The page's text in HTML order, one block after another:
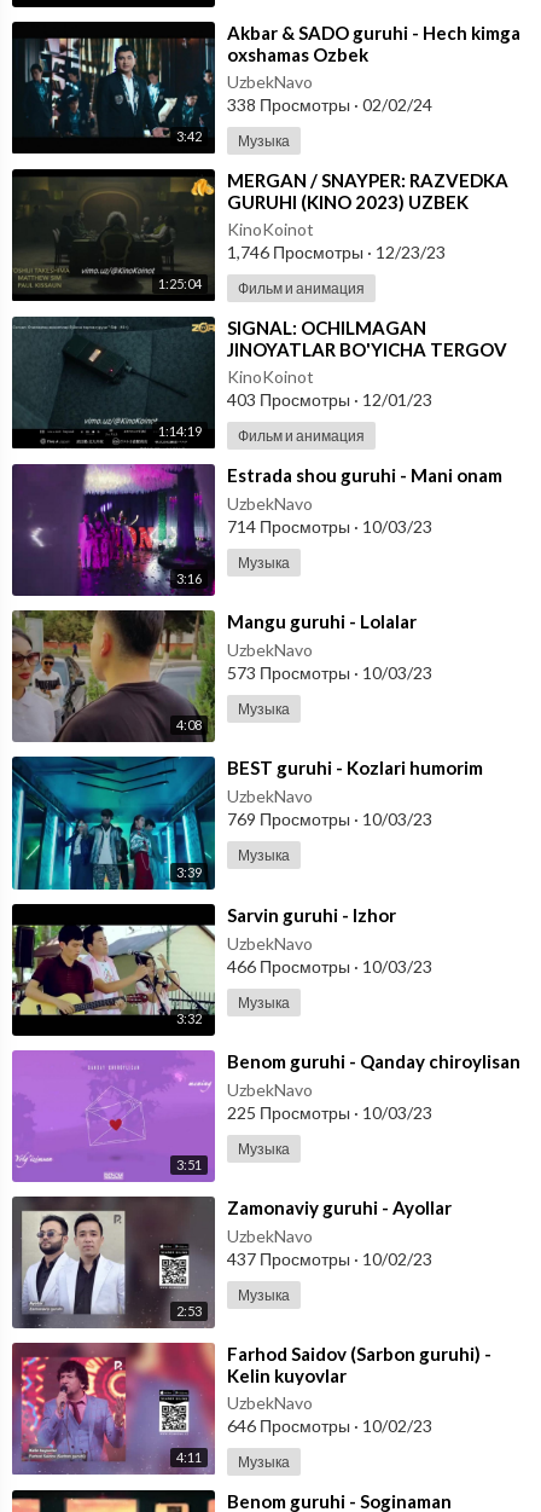
3:42
⁣Akbar & SADO guruhi - Hech kimga
oxshamas Ozbek
UzbekNavo
338 Просмотры · 02/02/24
Музыка
1:25:04
⁣MERGAN / SNAYPER: RAZVEDKA
GURUHI (KINO 2023) UZBEK
TILIDA
KinoKoinot
1,746 Просмотры · 12/23/23
Фильм и анимация
1:14:19
⁣SIGNAL: OCHILMAGAN
JINOYATLAR BO'YICHA TERGOV
GURUHI #KINO 2023 UZBEK
TILIDA
KinoKoinot
403 Просмотры · 12/01/23
Фильм и анимация
3:16
⁣Estrada shou guruhi - Mani onam
UzbekNavo
714 Просмотры · 10/03/23
Музыка
4:08
⁣Mangu guruhi - Lolalar
UzbekNavo
573 Просмотры · 10/03/23
Музыка
3:39
⁣BEST guruhi - Kozlari humorim
UzbekNavo
769 Просмотры · 10/03/23
Музыка
3:32
⁣Sarvin guruhi - Izhor
UzbekNavo
466 Просмотры · 10/03/23
Музыка
3:51
⁣Benom guruhi - Qanday chiroylisan
UzbekNavo
225 Просмотры · 10/03/23
Музыка
2:53
⁣Zamonaviy guruhi - Ayollar
UzbekNavo
437 Просмотры · 10/02/23
Музыка
4:11
⁣Farhod Saidov (Sarbon guruhi) -
Kelin kuyovlar
UzbekNavo
646 Просмотры · 10/02/23
Музыка
⁣Benom guruhi - Soginaman